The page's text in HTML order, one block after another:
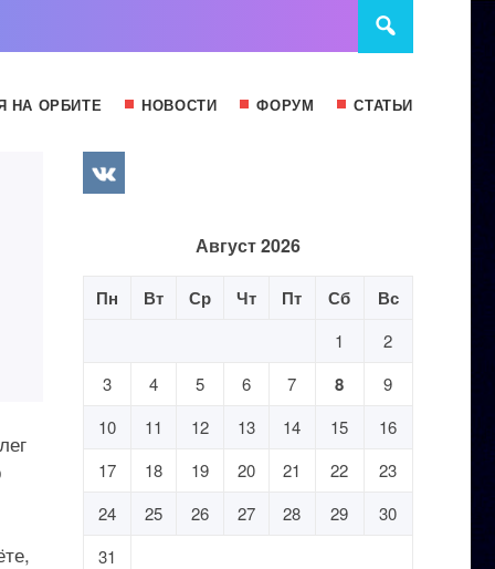
НА ОРБИТЕ НОВОСТИ ФОРУМ СТАТЬИ
Август 2026
Пн Вт Ср Чт Пт Сб Вс
1
2
3
4 5 6 7 8
9
10
11 12 13 14 15
16
17
18 19 20 21 22
23
24
25 26 27 28 29
30
31